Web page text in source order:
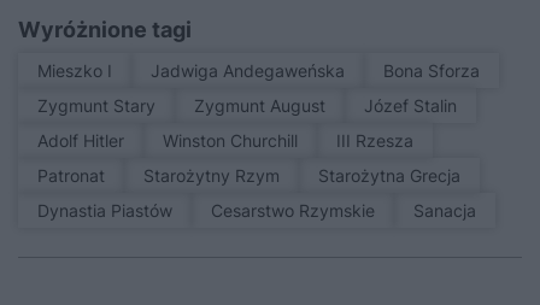
Wyróżnione tagi
Mieszko I Jadwiga Andegaweńska
Bona Sforza
Zygmunt Stary
Zygmunt August
Józef Stalin
Adolf Hitler
Winston Churchill
III Rzesza
patronat
Starożytny Rzym
Starożytna Grecja
Dynastia Piastów
Cesarstwo Rzymskie sanacja